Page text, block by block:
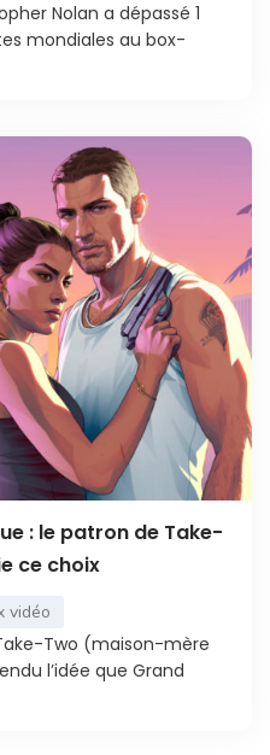
Nolan a dépassé 1
mondiales au box-
: le patron de Take-
ce choix
vidéo
Two (maison-mère
l’idée que Grand